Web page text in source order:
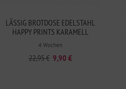
LÄSSIG BROTDOSE EDELSTAHL
HAPPY PRINTS KARAMELL
4 Wochen
22,95 € 9,90 €